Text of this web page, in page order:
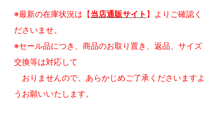
※最新の在庫状況は【当店通販サイト 】よりご確認く
ださいませ。
※セール品につき、商品のお取り置き、返品、サイズ
交換等は対応して
おりませんので、あらかじめご了承くださいますよ
うお願いいたします。